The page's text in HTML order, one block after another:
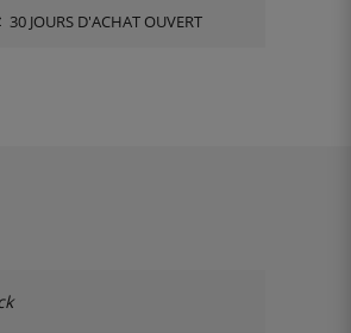
30 JOURS D'ACHAT OUVERT